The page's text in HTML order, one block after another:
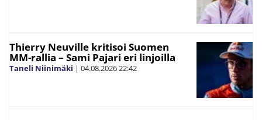
Thierry Neuville kritisoi Suomen
MM-rallia – Sami Pajari eri linjoilla
Taneli Niinimäki | 04.08.202622:42